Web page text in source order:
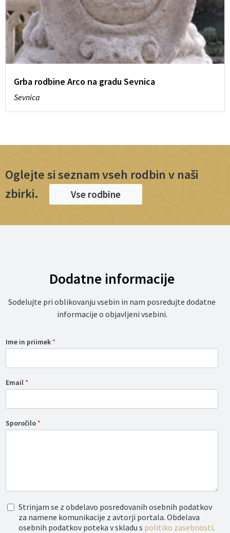
Grba rodbine Arco na gradu Sevnica
Sevnica
Oglejte si seznam vseh rodbin v naši
zbirki.
Vse rodbine
Dodatne informacije
Sodelujte pri oblikovanju vsebin in nam posredujte dodatne
informacije o objavljeni vsebini.
Ime in priimek *
Email *
Sporočilo *
O
Strinjam se z obdelavo posredovanih osebnih podatkov
za namene komunikacije z avtorji portala. Obdelava
osebnih podatkov poteka v skladu s politiko zasebnosti.